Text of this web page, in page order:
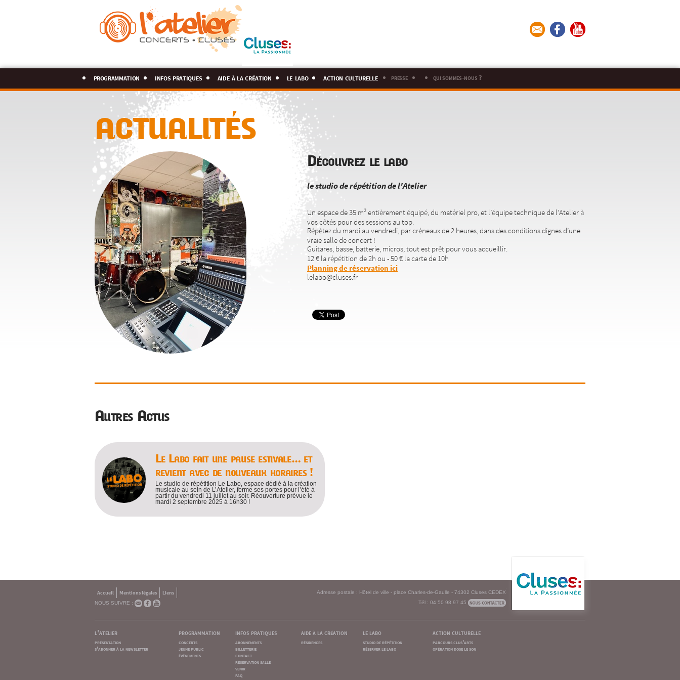
programmation infos pratiques aide à la création le labo action culturelle presse qui sommes-nous ?
ACTUALITÉS
Découvrez le labo
le studio de répétition de l'Atelier
Un espace de 35 m² entièrement équipé, du matériel pro, et l’équipe technique de l’Atelier à
vos côtés pour des sessions au top.
Répétez du mardi au vendredi, par créneaux de 2 heures, dans des conditions dignes d’une
vraie salle de concert !
Guitares, basse, batterie, micros, tout est prêt pour vous accueillir.
12 € la répétition de 2h ou - 50 € la carte de 10h
Planning de réservation ici
lelabo@cluses.fr
Autres Actus
Le Labo fait une pause estivale… et
revient avec de nouveaux horaires !
Le studio de répétition Le Labo, espace dédié à la création
musicale au sein de L’Atelier, ferme ses portes pour l’été à
partir du vendredi 11 juillet au soir. Réouverture prévue le
mardi 2 septembre 2025 à 16h30 !
Accueil Mentions légales
Liens
NOUS SUIVRE :
Adresse postale : Hôtel de ville - place Charles-de-Gaulle - 74302 Cluses CEDEX
Tél : 04 50 98 97 45
l'atelier
présentation
s'abonner à la newsletter
programmation
concerts
jeune public
événements
infos pratiques
abonnements
billetterie
contact
reservation salle
venir
faq
aide à la création
résidences
le labo
studio de répétition
réserver le labo
action culturelle
parcours clus'arts
opération dose le son